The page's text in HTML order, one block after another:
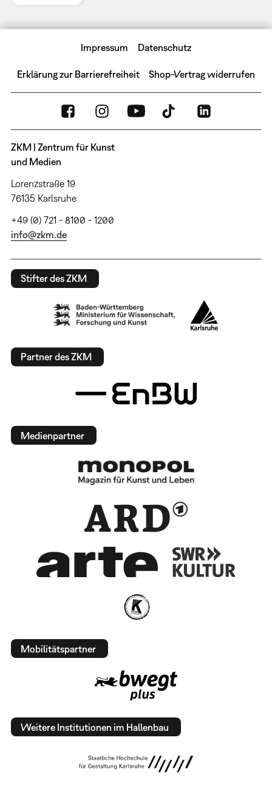
Impressum Datenschutz
Erklärung zur Barrierefreiheit Shop-Vertrag widerrufen
ZKM | Zentrum für Kunst
und Medien
Lorenzstraße 19
76135 Karlsruhe
+49 (0) 721 - 8100 - 1200
info@zkm.de
Stifter des ZKM
Partner des ZKM
Medienpartner
Mobilitätspartner
Weitere Institutionen im Hallenbau